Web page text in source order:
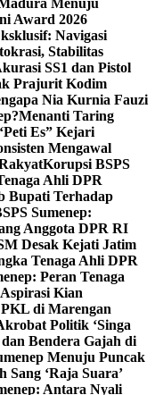
Menuju
Award 2026
Navigasi
Stabilitas
SS1 dan Pistol
Prajurit Kodim
Nia Kurnia Fauzi
Menanti Taring
Es” Kejari
Mengawal
Korupsi BSPS
Ahli DPR
Bupati Terhadap
Sumenep:
Anggota DPR RI
Desak Kejati Jatim
Tenaga Ahli DPR
Peran Tenaga
Kian
di Marengan
Politik ‘Singa
Bendera Gajah di
Menuju Puncak
‘Raja Suara’
Antara Nyali